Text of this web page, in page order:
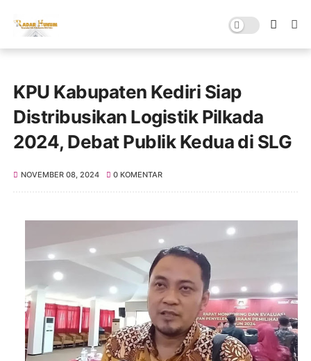
KPU Kabupaten Kediri Siap
Distribusikan Logistik Pilkada
2024, Debat Publik Kedua di SLG
NOVEMBER 08, 2024 0 KOMENTAR